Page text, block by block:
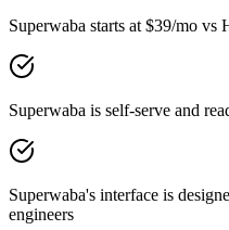
Superwaba starts at $39/mo vs
Superwaba is self-serve and
Superwaba's interface is
engineers